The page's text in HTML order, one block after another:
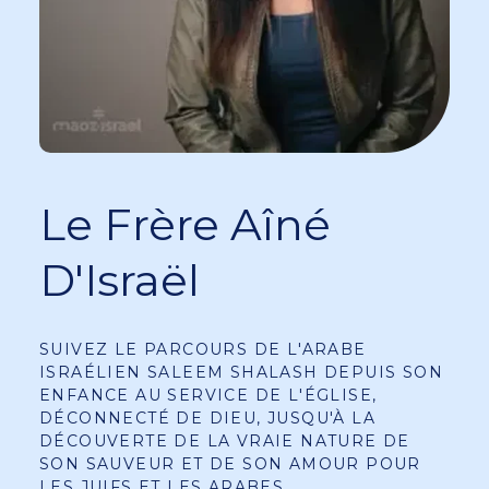
Le Frère Aîné
D'Israël
SUIVEZ LE PARCOURS DE L'ARABE
ISRAÉLIEN SALEEM SHALASH DEPUIS SON
ENFANCE AU SERVICE DE L'ÉGLISE,
DÉCONNECTÉ DE DIEU, JUSQU'À LA
DÉCOUVERTE DE LA VRAIE NATURE DE
SON SAUVEUR ET DE SON AMOUR POUR